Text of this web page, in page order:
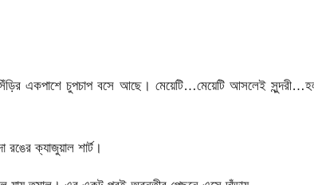
একপাশে চুপচাপ বসে আছে। মেয়েটি…মেয়েটি আসলেই
ক্যাজুয়াল শার্ট।